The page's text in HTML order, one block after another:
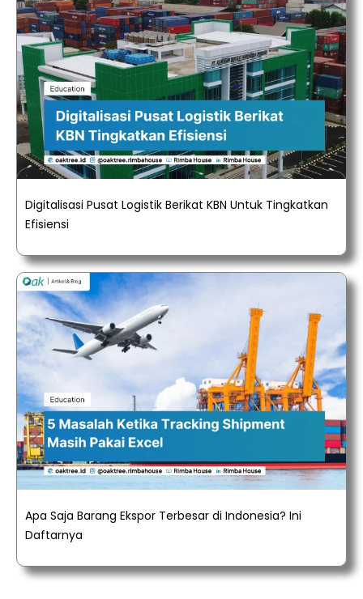
Digitalisasi Pusat Logistik Berikat KBN Untuk Tingkatkan
Efisiensi
Apa Saja Barang Ekspor Terbesar di Indonesia? Ini
Daftarnya